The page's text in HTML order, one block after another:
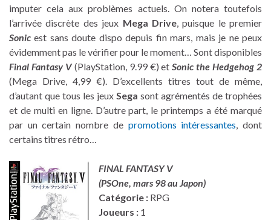
imputer cela aux problèmes actuels. On notera toutefois
l’arrivée discrète des jeux Mega Drive, puisque le premier
Sonicest sans doute dispo depuis fin mars, mais je ne peux
évidemment pas le vérifier pour le moment… Sont disponibles
Final Fantasy V(PlayStation, 9.99 €) etSonic the Hedgehog 2
(Mega Drive, 4,99 €). D’excellents titres tout de même,
d’autant que tous les jeux Sega sont agrémentés de trophées
et de multi en ligne. D’autre part, le printemps a été marqué
par un certain nombre de promotions intéressantes, dont
certains titres rétro…
FINAL FANTASY V
(PSOne, mars 98 au Japon)
Catégorie : RPG
Joueurs : 1